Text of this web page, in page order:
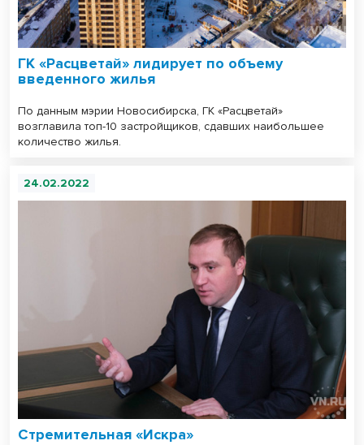
ГК «Расцветай» лидирует по объему
введенного жилья
По данным мэрии Новосибирска, ГК «Расцветай»
возглавила топ-10 застройщиков, сдавших наибольшее
количество жилья.
24.02.2022
Стремительная «Искра»